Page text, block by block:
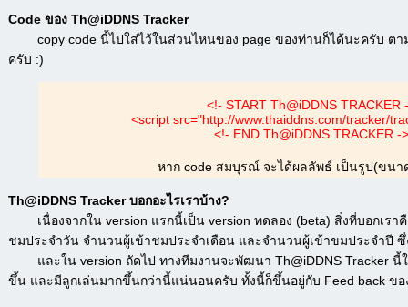
Code ของ Th@iDDNS Tracker
copy code นี้ไปใส่ไว้ในส่วนไหนของ page ของท่านก็ได้นะครับ ตา
ครับ :)
<!- START Th@iDDNS TRACKER
<script src="http://www.thaiddns.com/tracker/
<!- END Th@iDDNS TRACKER ->
หาก code สมบุรณ์ จะได้ผลลัพธ์ เป็นรูป(ขนา
Th@iDDNS Tracker บอกอะไรเราบ้าง?
เนื่องจากใน version แรกนี้เป็น version ทดลอง (beta) สิ่งที่บอกเรา
ชมประจำวัน จำนวนผู้เข้าชมประจำเดือน และจำนวนผู้เข้าขมประจำปี
และใน version ถัดไป ทางทีมงานจะพัฒนา Th@iDDNS Tracker นี้
ขึ้น และมีลูกเล่นมากขึ้นกว่านี้แน่นอนครับ ทั้งนี้ก็ขึ้นอยู่กับ Feed back ข